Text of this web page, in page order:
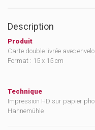
Description
Produit
Carte double livrée avec
Format : 15 x 15 cm
Technique
Impression HD sur papier
Hahnemühle